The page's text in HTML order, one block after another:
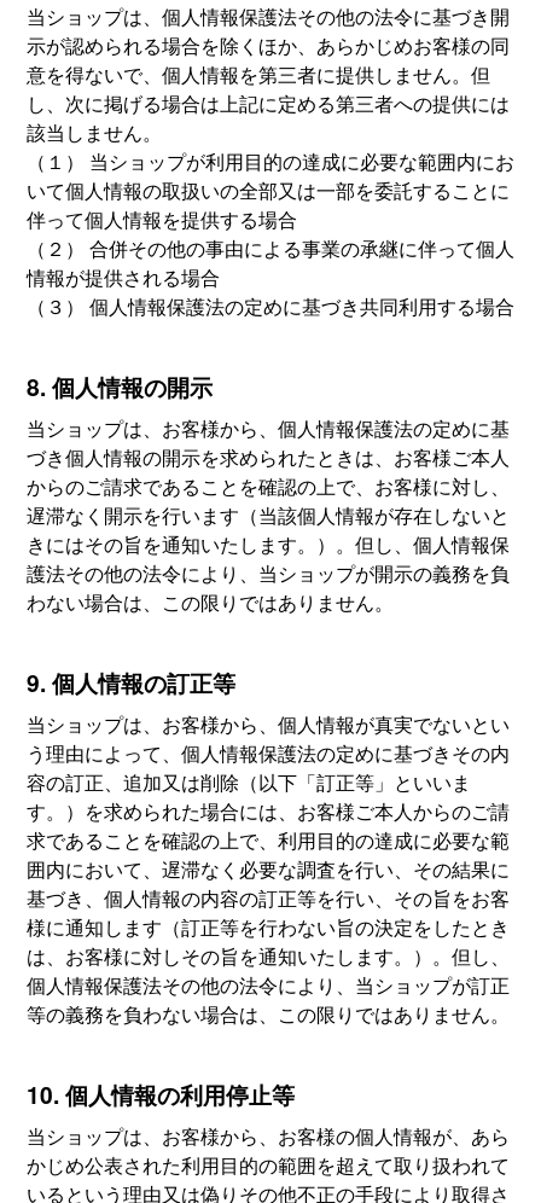
当ショップは、個人情報保護法その他の法令に基づき開
示が認められる場合を除くほか、あらかじめお客様の同
意を得ないで、個人情報を第三者に提供しません。但
し、次に掲げる場合は上記に定める第三者への提供には
該当しません。
（１） 当ショップが利用目的の達成に必要な範囲内にお
いて個人情報の取扱いの全部又は一部を委託することに
伴って個人情報を提供する場合
（２） 合併その他の事由による事業の承継に伴って個人
情報が提供される場合
（３） 個人情報保護法の定めに基づき共同利用する場合
8. 個人情報の開示
当ショップは、お客様から、個人情報保護法の定めに基
づき個人情報の開示を求められたときは、お客様ご本人
からのご請求であることを確認の上で、お客様に対し、
遅滞なく開示を行います（当該個人情報が存在しないと
きにはその旨を通知いたします。）。但し、個人情報保
護法その他の法令により、当ショップが開示の義務を負
わない場合は、この限りではありません。
9. 個人情報の訂正等
当ショップは、お客様から、個人情報が真実でないとい
う理由によって、個人情報保護法の定めに基づきその内
容の訂正、追加又は削除（以下「訂正等」といいま
す。）を求められた場合には、お客様ご本人からのご請
求であることを確認の上で、利用目的の達成に必要な範
囲内において、遅滞なく必要な調査を行い、その結果に
基づき、個人情報の内容の訂正等を行い、その旨をお客
様に通知します（訂正等を行わない旨の決定をしたとき
は、お客様に対しその旨を通知いたします。）。但し、
個人情報保護法その他の法令により、当ショップが訂正
等の義務を負わない場合は、この限りではありません。
10. 個人情報の利用停止等
当ショップは、お客様から、お客様の個人情報が、あら
かじめ公表された利用目的の範囲を超えて取り扱われて
いるという理由又は偽りその他不正の手段により取得さ